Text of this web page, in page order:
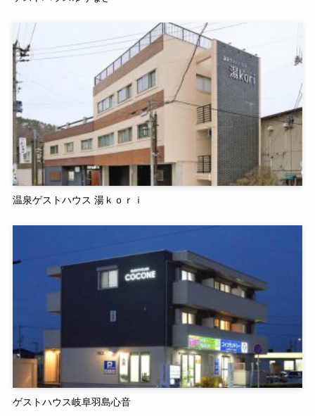
温泉ゲストハウス 湯ｋｏｒｉ
ゲストハウス岐阜羽島心音